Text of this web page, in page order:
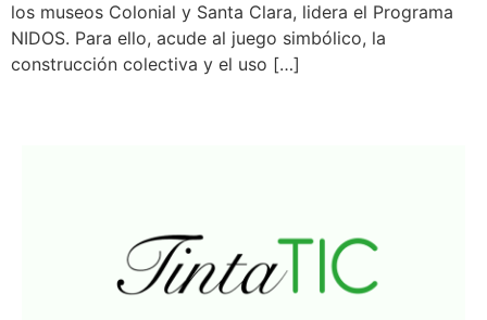
los museos Colonial y Santa Clara, lidera el Programa
NIDOS. Para ello, acude al juego simbólico, la
construcción colectiva y el uso […]